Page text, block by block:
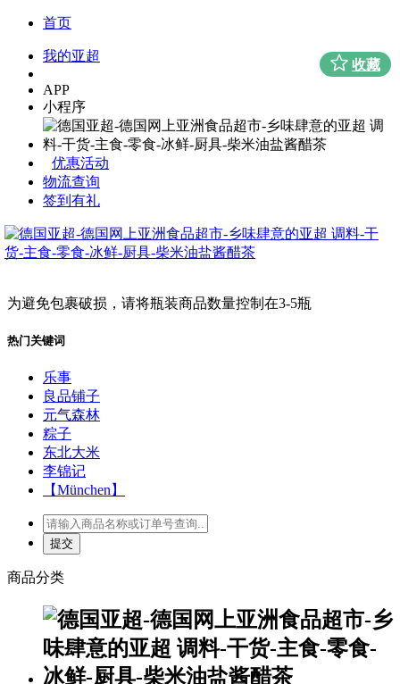
首页
我的亚超
APP
小程序
优惠活动
物流查询
签到有礼
为避免包裹破损，请将瓶装商品数量控制在3-5瓶
热门关键词
乐事
良品铺子
元气森林
粽子
东北大米
李锦记
【München】
商品分类
收藏